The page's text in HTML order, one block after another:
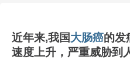
近年来,我国大肠癌的发
速度上升，严重威胁到